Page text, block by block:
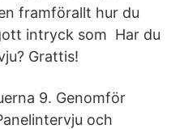
framförallt hur du
intryck som Har du
Grattis!
9. Genomför
och